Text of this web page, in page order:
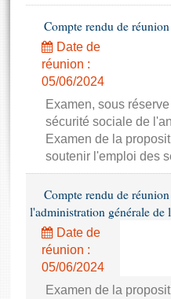
Projets de loi
Propositions de loi
Amendements
Textes adoptés
Rapports d'enquête
Rapports sur l'application
Baromètre de l’application
Dossiers législatifs
Budget et sécurité sociale
Questions écrites et orales
Histoire
Juniors
Anciennes législatures
Liens vers les sites
Contacts et plan d'accès
Photos libres de droit
Compte rendu de
Date de
réunion :
05/06/2024
Examen, sous
sécurité sociale de
Examen de la
soutenir l'emploi des
Compte rendu de
l'administration générale de
Date de
réunion :
05/06/2024
Examen de la